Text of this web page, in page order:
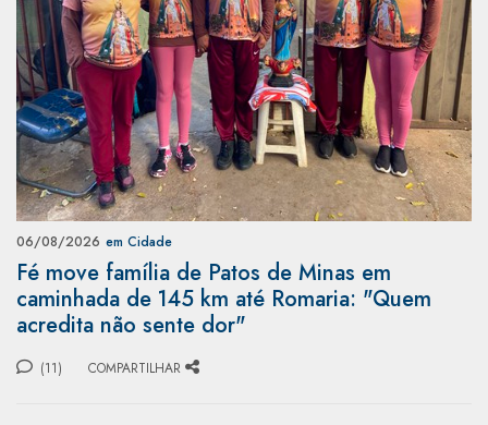
06/08/2026 em Cidade
Fé move família de Patos de Minas em
caminhada de 145 km até Romaria: "Quem
acredita não sente dor"
(11) COMPARTILHAR